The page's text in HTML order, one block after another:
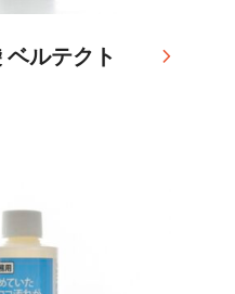
ベルテクト